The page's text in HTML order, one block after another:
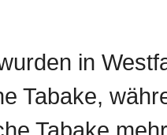
in
Tabake,